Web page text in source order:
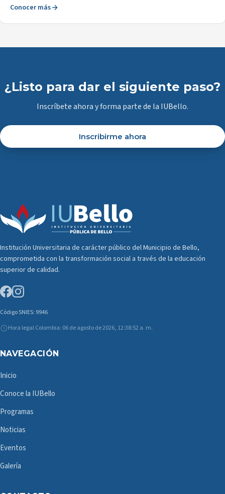
Conocer más
¿Listo para dar el siguiente paso?
Inscríbete ahora y forma parte de la IUBello.
Inscribirme ahora
Institución Universitaria de carácter público del Municipio de Bello,
comprometida con la transformación social a través de la educación
superior de calidad.
Código SNIES: 9946
Hora legal Colombia: 06 de agosto de 2026, 12:38:52 a. m.
NAVEGACIÓN
Inicio
Conoce la IUBello
Programas
Noticias
Eventos
Galería